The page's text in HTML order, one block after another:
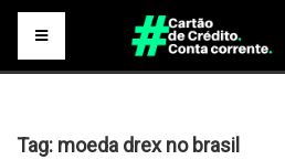
Tag: moeda drex no brasil